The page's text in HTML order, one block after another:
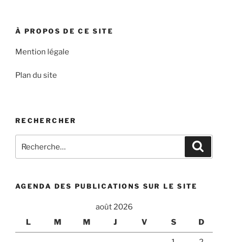
À PROPOS DE CE SITE
Mention légale
Plan du site
RECHERCHER
pour
AGENDA DES PUBLICATIONS SUR LE SITE
août 2026
L
M M J V S D